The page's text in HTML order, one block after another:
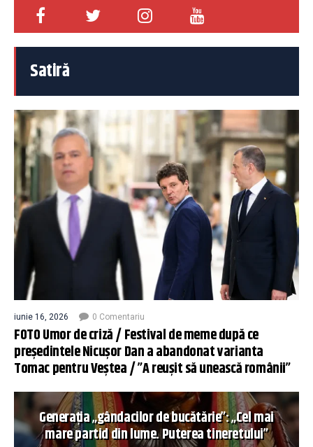
Satiră
iunie 16, 2026 0 Comentariu
FOTO Umor de criză / Festival de meme după ce
președintele Nicușor Dan a abandonat varianta
Tomac pentru Veștea / ”A reușit să unească românii”
Generația „gândacilor de bucătărie”: „Cel mai
mare partid din lume. Puterea tineretului”